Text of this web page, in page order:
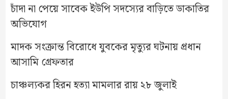
চাঁদা না পেয়ে সাবেক ইউপি সদস্যের বাড়িতে ডাকাতির
অভিযোগ
মাদক সংক্রান্ত বিরোধে যুবকের মৃত্যুর ঘটনায় প্রধান
আসামি গ্রেফতার
চাঞ্চল্যকর হিরন হত্যা মামলার রায় ২৮ জুলাই